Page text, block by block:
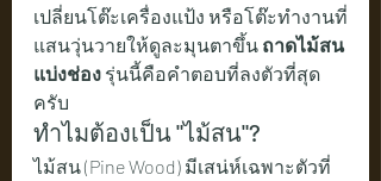
เปลี่ยนโต๊ะเครื่องแป้ง หรือโต๊ะทำงานที่
แสนวุ่นวายให้ดูละมุนตาขึ้น ถาดไม้สน
แบ่งช่อง รุ่นนี้คือคำตอบที่ลงตัวที่สุด
ครับ
ทำไมต้องเป็น "ไม้สน"?
ไม้สน (Pine Wood) มีเสน่ห์เฉพาะตัวที่